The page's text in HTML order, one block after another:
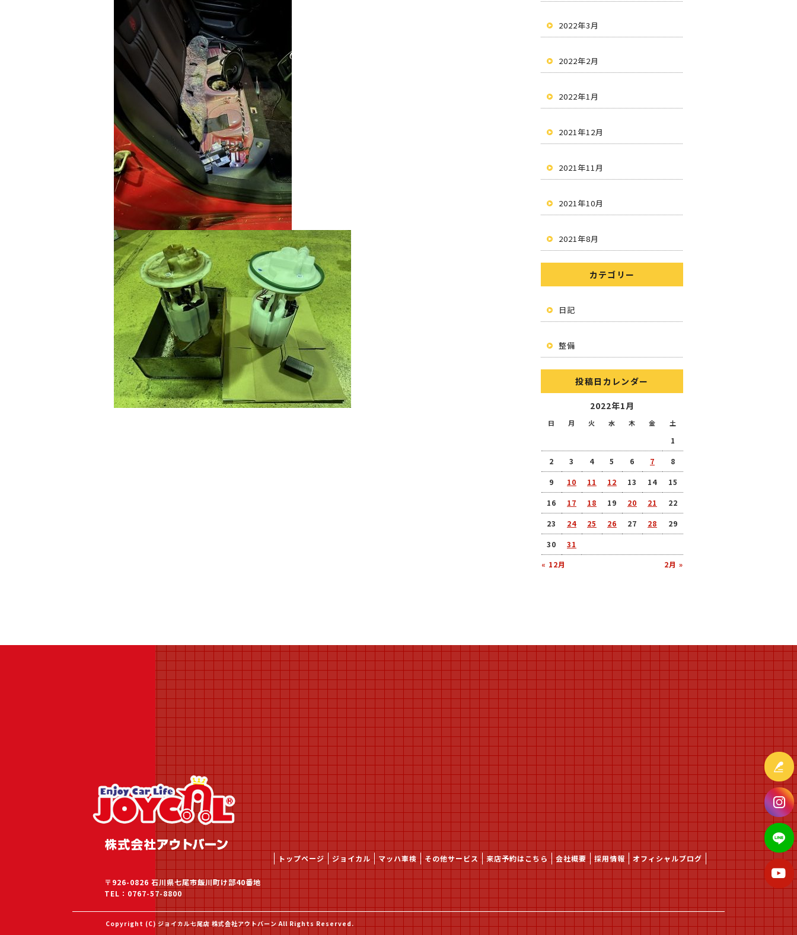
2022年3月
2022年2月
2022年1月
2021年12月
2021年11月
2021年10月
2021年8月
カテゴリー
日記
整備
投稿日カレンダー
2022年1月
日 月 火 水 木 金 土
« 12月 2月 »
1
2 3 4 5 6 7 8
9 10 11 12 13 14 15
16 17 18 19 20 21 22
23 24 25 26 27 28 29
30 31
トップページ ジョイカル マッハ車検 その他サービス 来店予約はこちら 会社概要 採用情報 オフィシャルブログ
〒926-0826 石川県七尾市飯川町け部40番地
TEL：0767-57-8800
Copyright (C) ジョイカル七尾店 株式会社アウトバーン All Rights Reserved.